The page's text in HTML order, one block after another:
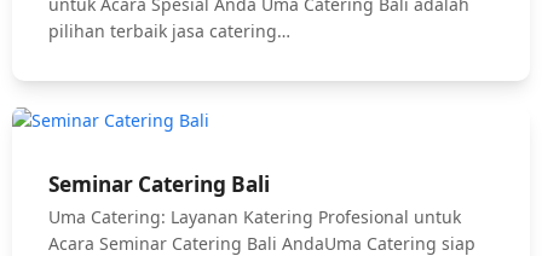
pilihan terbaik jasa catering…
Seminar Catering Bali
Uma Catering: Layanan Katering Profesional untuk
Acara Seminar Catering Bali AndaUma Catering siap